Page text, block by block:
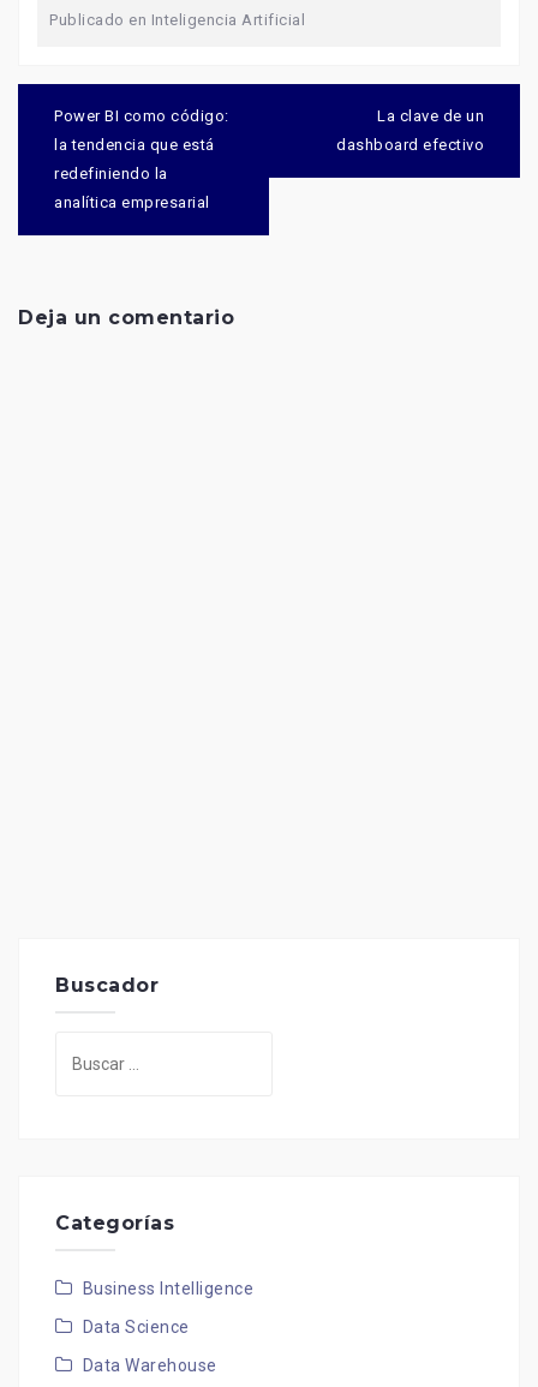
Publicado en Inteligencia Artificial
entradas
Power BI como código:
la tendencia que está
redefiniendo la
analítica empresarial
La clave de un
dashboard efectivo
Deja un comentario
Buscador
Categorías
Business Intelligence
Data Science
Data Warehouse